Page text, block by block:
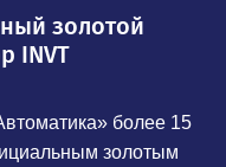
золотой
INVT
более 15
золотым